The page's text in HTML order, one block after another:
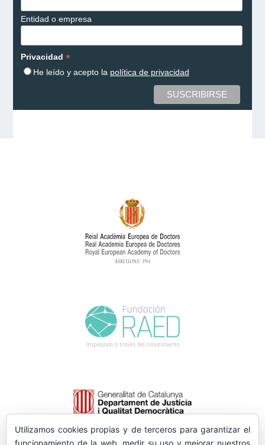
Entidad o empresa
Privacidad *
He leído y acepto la política de privacidad
Utilizamos cookies propias y de terceros para garantizar el
funcionamiento de la web, medir su uso y mejorar nuestros